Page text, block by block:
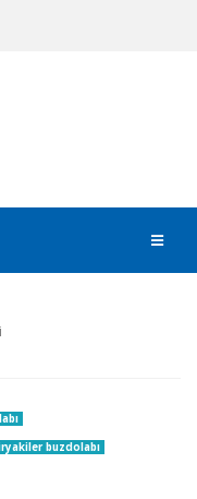
buzdolabı